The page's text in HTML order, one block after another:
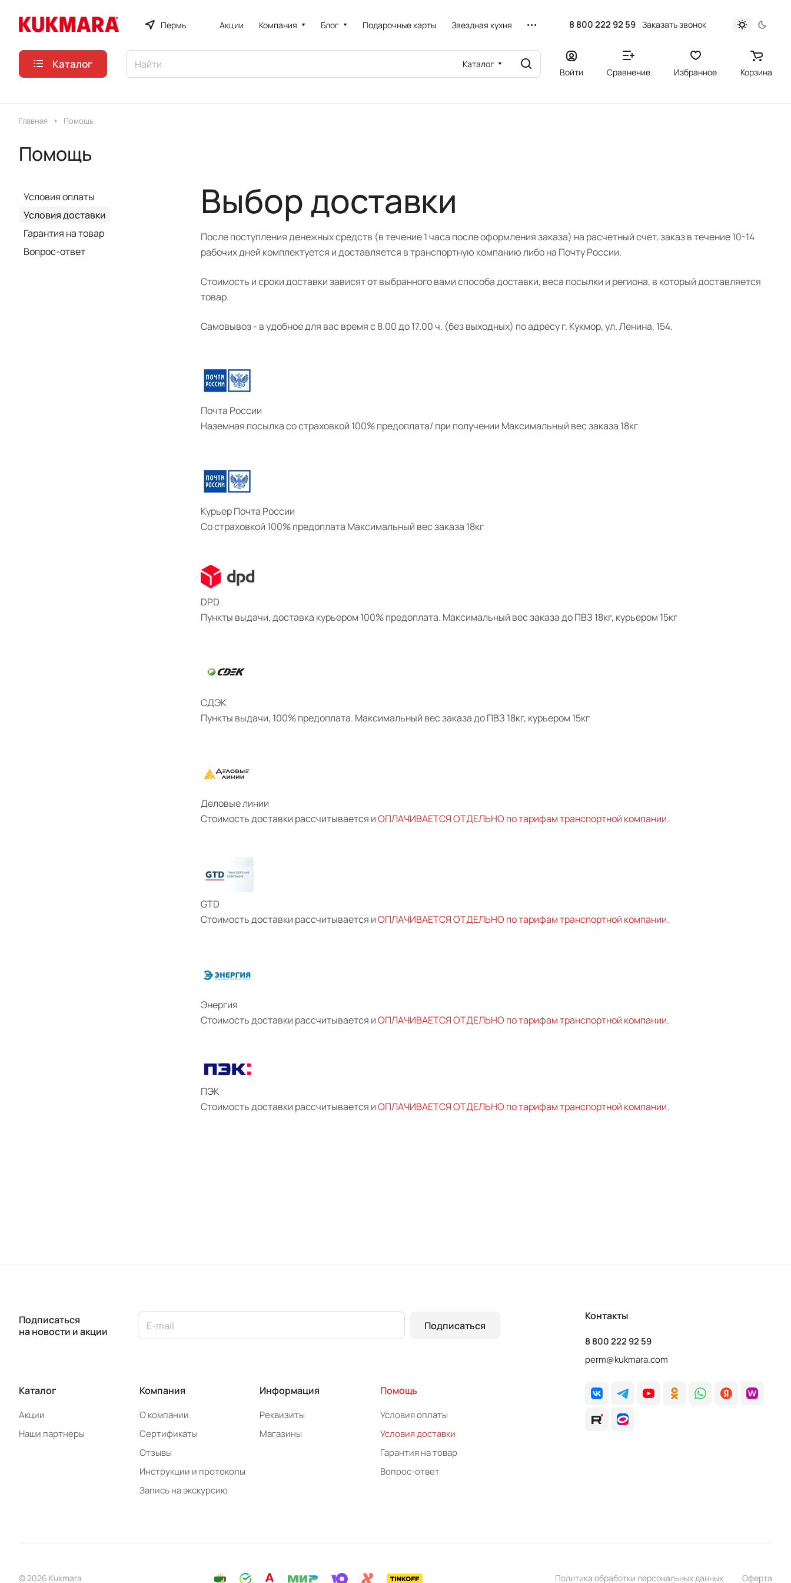
Пермь Акции Компания Блог Подарочные карты Звездная кухня 8 800 222 92 59 Заказать звонок
Каталог Каталог
Войти Сравнение Избранное Корзина
Главная Помощь
Помощь
Выбор доставки
После поступления денежных средств (в течение 1 часа после оформления заказа) на расчетный счет, заказ в течение 10-14
рабочих дней комплектуется и доставляется в транспортную компанию либо на Почту России.
Стоимость и сроки доставки зависят от выбранного вами способа доставки, веса посылки и региона, в который доставляется
товар.
Самовывоз - в удобное для вас время с 8.00 до 17.00 ч. (без выходных) по адресу г. Кукмор, ул. Ленина, 154.
Почта России
Наземная посылка со страховкой 100% предоплата/ при получении Максимальный вес заказа 18кг
Курьер Почта России
Со страховкой 100% предоплата Максимальный вес заказа 18кг
DPD
Пункты выдачи, доставка курьером 100% предоплата. Максимальный вес заказа до ПВЗ 18кг, курьером 15кг
СДЭК
Пункты выдачи, 100% предоплата. Максимальный вес заказа до ПВЗ 18кг, курьером 15кг
Деловые линии
Стоимость доставки рассчитывается иОПЛАЧИВАЕТСЯ ОТДЕЛЬНО по тарифам транспортной компании.
GTD
Стоимость доставки рассчитывается иОПЛАЧИВАЕТСЯ ОТДЕЛЬНО по тарифам транспортной компании.
Энергия
Стоимость доставки рассчитывается иОПЛАЧИВАЕТСЯ ОТДЕЛЬНО по тарифам транспортной компании.
ПЭК
Стоимость доставки рассчитывается иОПЛАЧИВАЕТСЯ ОТДЕЛЬНО по тарифам транспортной компании.
Условия оплаты
Условия доставки
Гарантия на товар
Вопрос-ответ
Подписаться
на новости и акции
Подписаться
Каталог
Акции
Наши партнеры
Компания
О компании
Сертификаты
Отзывы
Инструкции и протоколы
Запись на экскурсию
Информация
Реквизиты
Магазины
Помощь
Условия оплаты
Условия доставки
Гарантия на товар
Вопрос-ответ
Контакты
8 800 222 92 59
perm@kukmara.com
© 2026 Kukmara Политика обработки персональных данных Оферта